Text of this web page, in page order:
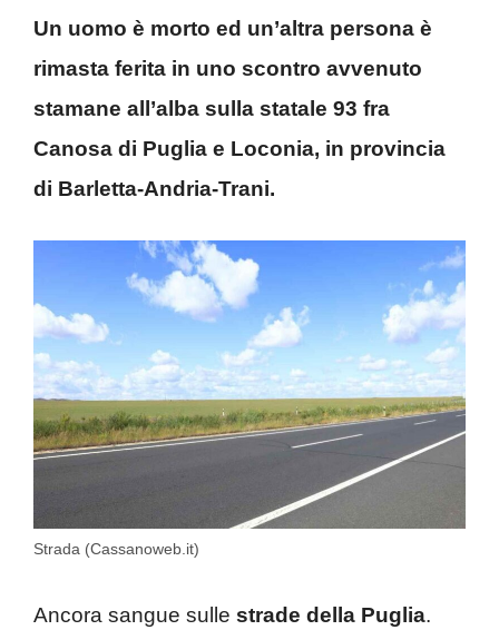
Un uomo è morto ed un’altra persona è
rimasta ferita in uno scontro avvenuto
stamane all’alba sulla statale 93 fra
Canosa di Puglia e Loconia, in provincia
di Barletta-Andria-Trani.
Strada (Cassanoweb.it)
Ancora sangue sulle strade della Puglia.